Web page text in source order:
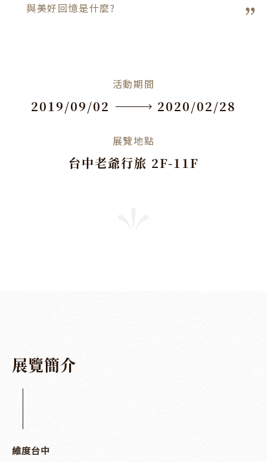
與美好回憶是什麼?
活動期間
2019/09/02 2020/02/28
展覽地點
台中老爺行旅 2F-11F
展覽簡介
維度台中